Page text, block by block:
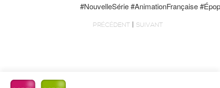
#NouvelleSérie #AnimationFrançaise
PRÉCÉDENT | SUIVANT